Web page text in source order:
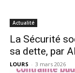
Actualité
La Sécurité
sa dette, par
LOURS - 3 mars 2026